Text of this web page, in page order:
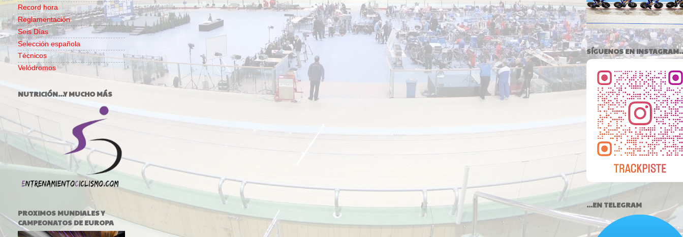
Record hora
Reglamentación
Seis Días
Selección española
Técnicos
Velódromos
NUTRICIÓN...Y MUCHO MÁS
PROXIMOS MUNDIALES Y
CAMPEONATOS DE EUROPA
SÍGUENOS EN
...EN TELEGRAM